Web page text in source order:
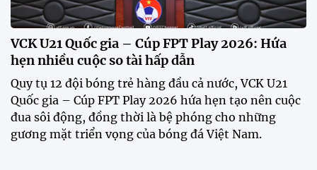
VCK U21 Quốc gia – Cúp FPT Play 2026: Hứa
hẹn nhiều cuộc so tài hấp dẫn
Quy tụ 12 đội bóng trẻ hàng đầu cả nước, VCK U21
Quốc gia – Cúp FPT Play 2026 hứa hẹn tạo nên cuộc
đua sôi động, đồng thời là bệ phóng cho những
gương mặt triển vọng của bóng đá Việt Nam.